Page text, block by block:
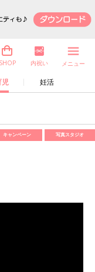
児 妊活
SHOP 内祝い メニュー
キャンペーン 写真スタジオ